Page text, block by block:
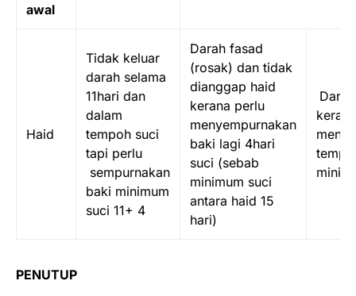
awal
Haid
Tidak keluar
darah selama
11hari dan
dalam
tempoh suci
tapi perlu
sempurnakan
baki minimum
suci 11+ 4
Darah fasad
(rosak) dan tidak
dianggap haid
kerana perlu
menyempurnakan
baki lagi 4hari
suci (sebab
minimum suci
antara haid 15
hari)
PENUTUP